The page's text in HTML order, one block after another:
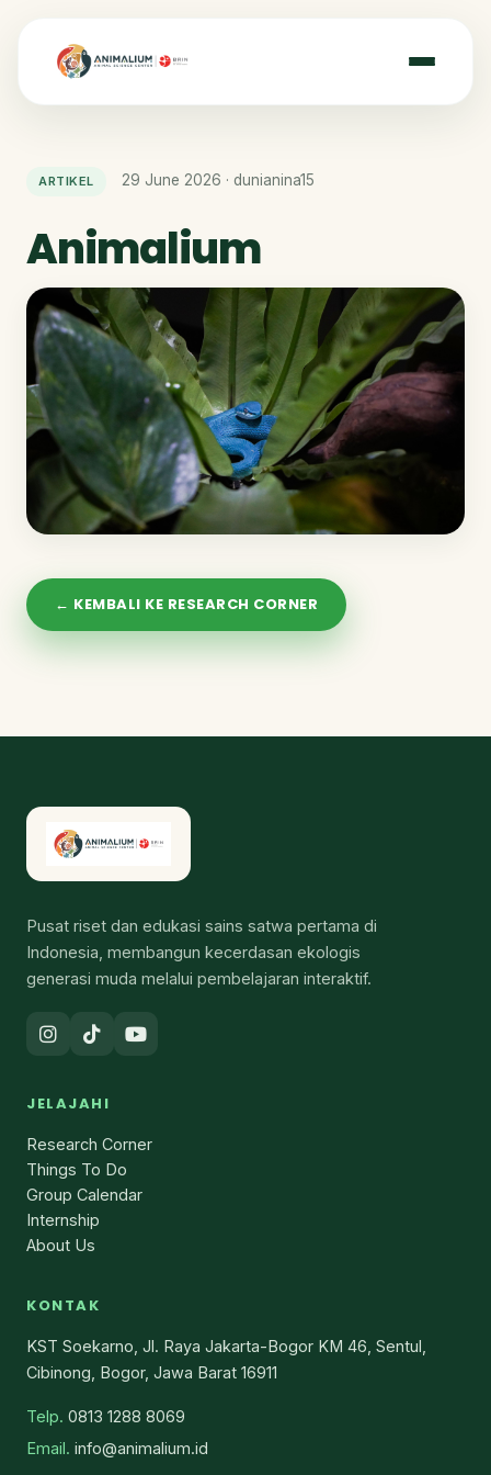
ARTIKEL 29 June 2026 · dunianina15
Animalium
← KEMBALI KE RESEARCH CORNER
Pusat riset dan edukasi sains satwa pertama di
Indonesia, membangun kecerdasan ekologis
generasi muda melalui pembelajaran interaktif.
JELAJAHI
Research Corner
Things To Do
Group Calendar
Internship
About Us
KONTAK
KST Soekarno, Jl. Raya Jakarta-Bogor KM 46, Sentul,
Cibinong, Bogor, Jawa Barat 16911
Telp. 0813 1288 8069
Email. info@animalium.id